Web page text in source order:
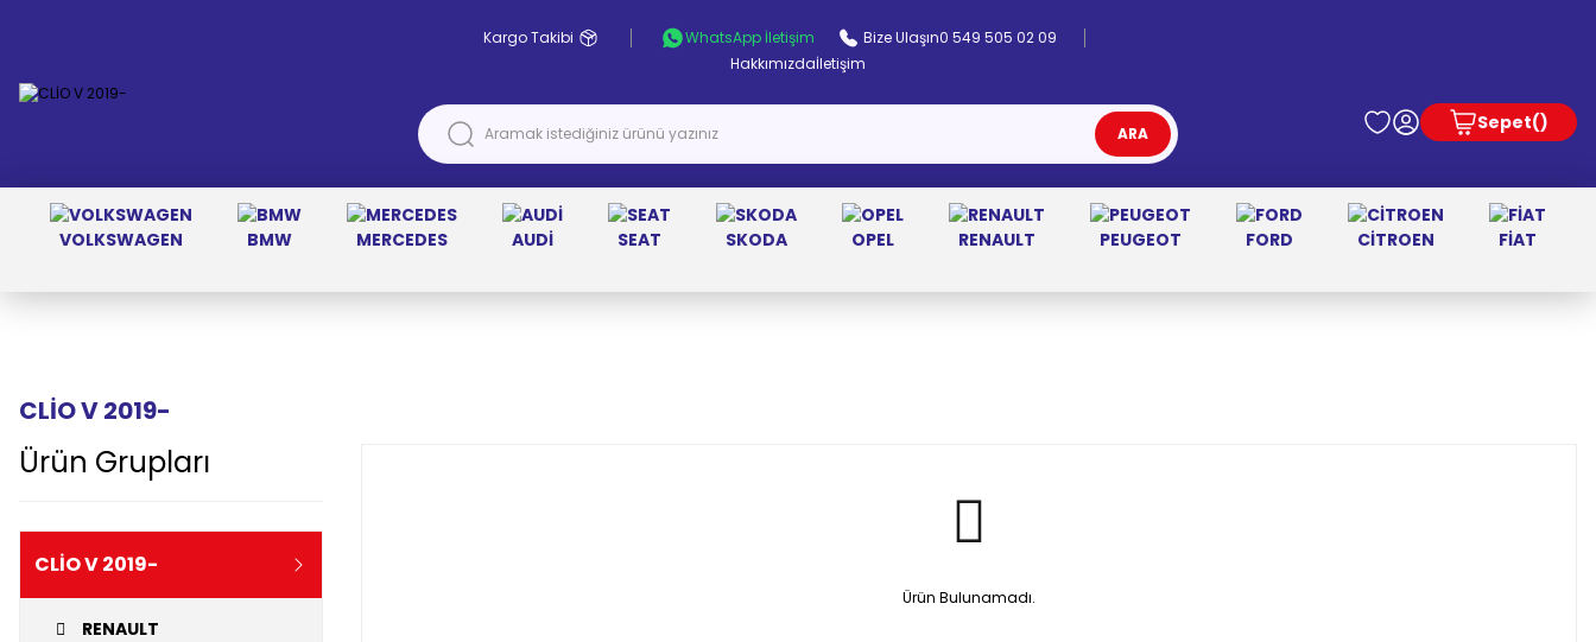
Kargo Takibi WhatsApp İletişim Bize Ulaşın0 549 505 02 09
Hakkımızdaİletişim
ARA Sepet
VOLKSWAGEN BMW MERCEDES AUDİ SEAT SKODA OPEL RENAULT PEUGEOT FORD CİTROEN FİAT
CLİO V 2019-
Ürün Grupları
CLİO V 2019-
RENAULT
Ürün Bulunamadı.